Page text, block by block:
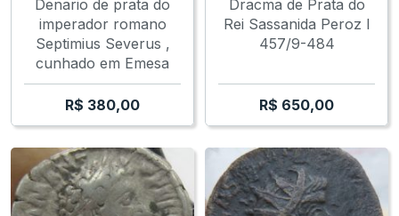
Denario de prata do
imperador romano
Septimius Severus ,
cunhado em Emesa
R$ 380,00
Dracma de Prata do
Rei Sassanida Peroz I
457/9-484
R$ 650,00